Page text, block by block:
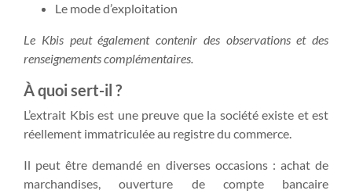
Le mode d’exploitation
Le Kbis peut également contenir des observations et des
renseignements complémentaires.
À quoi sert-il ?
L’extrait Kbis est une preuve que la société existe et est
réellement immatriculée au registre du commerce.
Il peut être demandé en diverses occasions : achat de
marchandises, ouverture de compte bancaire